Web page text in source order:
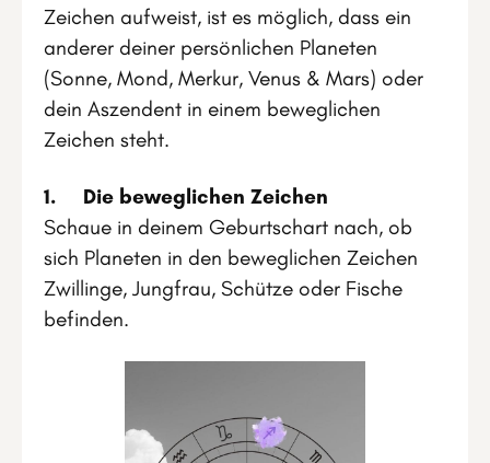
Zeichen aufweist, ist es möglich, dass ein
anderer deiner persönlichen Planeten
(Sonne, Mond, Merkur, Venus & Mars) oder
dein Aszendent in einem beweglichen
Zeichen steht.
1. Die beweglichen Zeichen
Schaue in deinem Geburtschart nach, ob
sich Planeten in den beweglichen Zeichen
Zwillinge, Jungfrau, Schütze oder Fische
befinden.